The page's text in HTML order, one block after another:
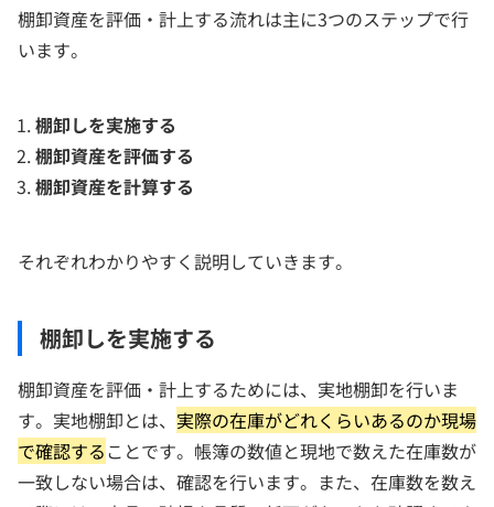
棚卸資産を評価・計上する流れは主に3つのステップで行
います。
棚卸しを実施する
棚卸資産を評価する
棚卸資産を計算する
それぞれわかりやすく説明していきます。
棚卸しを実施する
棚卸資産を評価・計上するためには、実地棚卸を行いま
す。実地棚卸とは、 実際の在庫がどれくらいあるのか現場
で確認することです。帳簿の数値と現地で数えた在庫数が
一致しない場合は、確認を行います。また、在庫数を数え